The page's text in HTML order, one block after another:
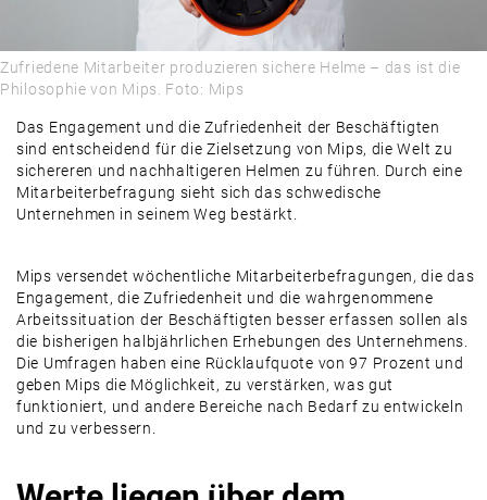
ALLES, WAS RECHT IST
PRODUKTE & MÄRKTE
DAMALS
AUSBLICK
Zufriedene Mitarbeiter produzieren sichere Helme – das ist die
Philosophie von Mips. Foto: Mips
Das Engagement und die Zufriedenheit der Beschäftigten
sind entscheidend für die Zielsetzung von Mips, die Welt zu
sichereren und nachhaltigeren Helmen zu führen. Durch eine
Mitarbeiterbefragung sieht sich das schwedische
Unternehmen in seinem Weg bestärkt.
Mips versendet wöchentliche Mitarbeiterbefragungen, die das
Engagement, die Zufriedenheit und die wahrgenommene
Arbeitssituation der Beschäftigten besser erfassen sollen als
die bisherigen halbjährlichen Erhebungen des Unternehmens.
Die Umfragen haben eine Rücklaufquote von 97 Prozent und
geben Mips die Möglichkeit, zu verstärken, was gut
funktioniert, und andere Bereiche nach Bedarf zu entwickeln
und zu verbessern.